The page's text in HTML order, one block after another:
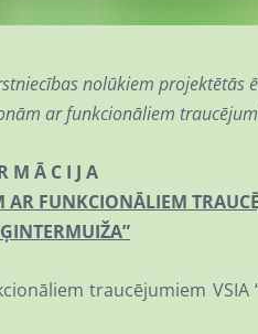
nolūkiem projektētās
ar funkcionāliem
M Ā C I J A
AR FUNKCIONĀLIEM
traucējumiem VSIA